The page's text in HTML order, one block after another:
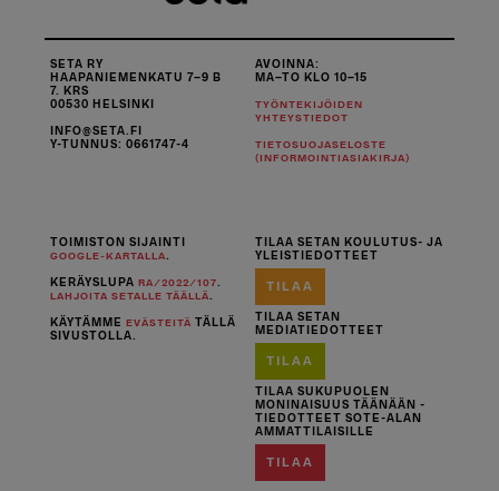
SETA RY
HAAPANIEMENKATU 7–9 B
7. KRS
00530 HELSINKI
INFO@SETA.FI
Y-TUNNUS: 0661747-4
AVOINNA:
MA–TO KLO 10–15
TYÖNTEKIJÖIDEN
YHTEYSTIEDOT
TIETOSUOJASELOSTE
(INFORMOINTIASIAKIRJA)
TOIMISTON SIJAINTI
GOOGLE-KARTALLA.
KERÄYSLUPARA/2022/107.
LAHJOITA SETALLE TÄÄLLÄ.
KÄYTÄMMEEVÄSTEITÄ TÄLLÄ
SIVUSTOLLA.
TILAA SETAN KOULUTUS- JA
YLEISTIEDOTTEET
TILAA
TILAA SETAN
MEDIATIEDOTTEET
TILAA
TILAA SUKUPUOLEN
MONINAISUUS TÄÄNÄÄN -
TIEDOTTEET SOTE-ALAN
AMMATTILAISILLE
TILAA